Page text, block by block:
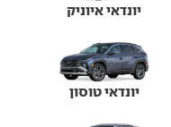
יונדאי איוניק
יונדאי טוסון